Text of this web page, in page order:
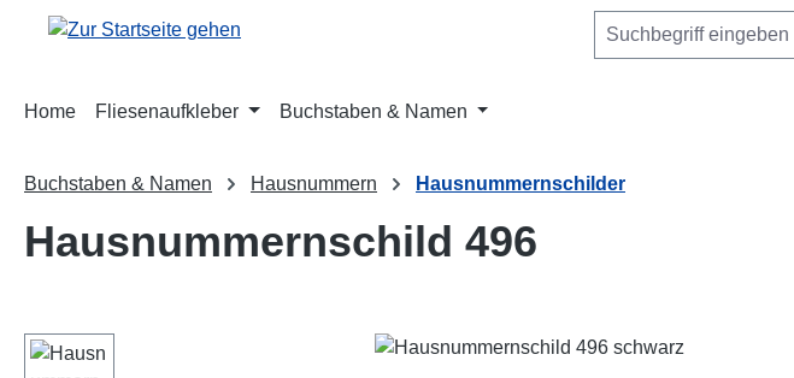
Hauptinhalt springen
Zur Suche springen
Zur Hauptnavigation springen
Home Fliesenaufkleber Buchstaben & Namen
Buchstaben & Namen Hausnummern Hausnummernschilder
Hausnummernschild 496
Bildergalerie überspringen